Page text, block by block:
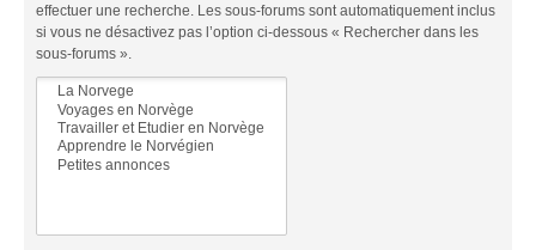
effectuer une recherche. Les sous-forums sont automatiquement inclus
si vous ne désactivez pas l’option ci-dessous « Rechercher dans les
sous-forums ».